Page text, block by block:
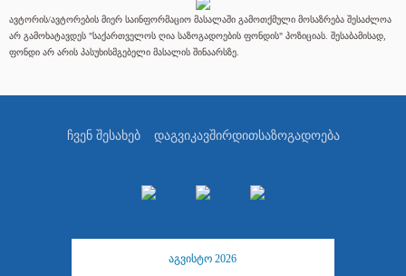
ავტორის/ავტორების მიერ საინფორმაციო მასალაში გამოთქმული მოსაზრება შესაძლოა
არ გამოხატავდეს "საქართველოს ღია საზოგადოების ფონდის" პოზიციას. შესაბამისად,
ფონდი არ არის პასუხისმგებელი მასალის შინაარსზე.
ჩვენ შესახებ დაგვიკავშირდითსაზოგადოება
აგვისტო 2026